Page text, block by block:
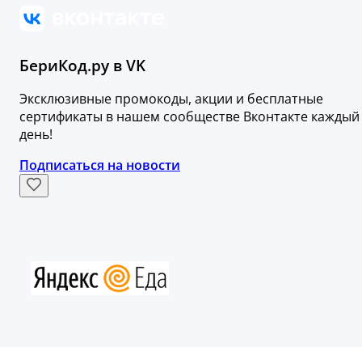
БериКод.ру в VK
Эксклюзивные промокоды, акции и бесплатные
сертификаты в нашем сообществе Вконтакте каждый
день!
Подписаться на новости